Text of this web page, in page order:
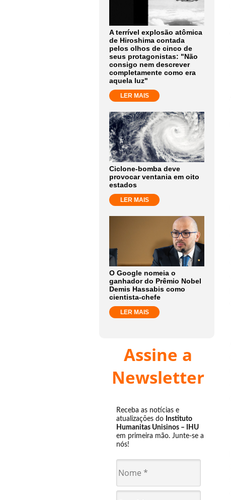
A terrível explosão atômica
de Hiroshima contada
pelos olhos de cinco de
seus protagonistas: "Não
consigo nem descrever
completamente como era
aquela luz"
LER MAIS
Ciclone-bomba deve
provocar ventania em oito
estados
LER MAIS
O Google nomeia o
ganhador do Prêmio Nobel
Demis Hassabis como
cientista-chefe
LER MAIS
Assine a
Newsletter
Receba as notícias e
atualizações do Instituto
Humanitas Unisinos – IHU
em primeira mão. Junte-se a
nós!